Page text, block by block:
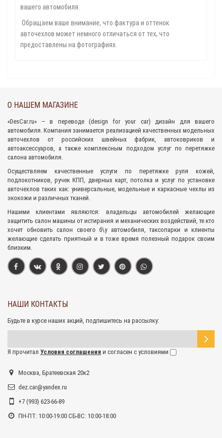
вашего автомобиля.
Обращаем ваше внимание, что фактура и оттенок
авточехлов может немного отличаться от тех, что
предоставлены на фотографиях.
О НАШЕМ МАГАЗИНЕ
«DesCar.ru» – в переводе (design for your car) дизайн для вашего
автомобиля. Компания занимается реализацией качественных модельных
авточехлов от российских швейных фабрик, автоковриков и
автоаксессуаров, а также комплексным подходом услуг по перетяжке
салона автомобиля.
Осуществляем качественные услуги по перетяжке руля кожей,
подлокотников, ручек КПП, дверных карт, потолка и услуг по установке
авточехлов таких как: универсальные, модельные и каркасные чехлы из
экокожи и различных тканей.
Нашими клиентами являются: владельцы автомобилей желающие
защитить салон машины от истирания и механических воздействий, те кто
хочет обновить салон своего б\у автомобиля, таксопарки и клиенты
желающие сделать приятный и в тоже время полезный подарок своим
близким.
НАШИ КОНТАКТЫ
Будьте в курсе наших акций, подпишитесь на рассылку:
Я прочитал Условия соглашения и согласен с условиями
Москва, Братеевская 20к2
dez.car@yandex.ru
+7 (993) 623-66-89
ПН-ПТ: 10:00-19:00 СБ-ВС: 10:00-18:00